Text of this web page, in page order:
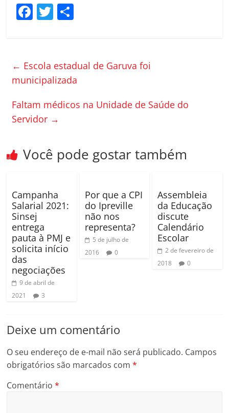
F
e
b
o
k
T
er p
ar
h
← Escola estadual de Garuva foi
municipalizada
Faltam médicos na Unidade de Saúde do
Servidor →
Você pode gostar também
Campanha
Salarial 2021:
Sinsej
entrega
pauta à PMJ e
solicita início
das
negociações
9 de abril de
2021
3
Por que a CPI
do Ipreville
não nos
representa?
5 de julho de
2016
0
Assembleia
da Educação
discute
Calendário
Escolar
2 de fevereiro de
2018
0
Deixe um comentário
O seu endereço de e-mail não será publicado. Campos
obrigatórios são marcados com*
Comentário*